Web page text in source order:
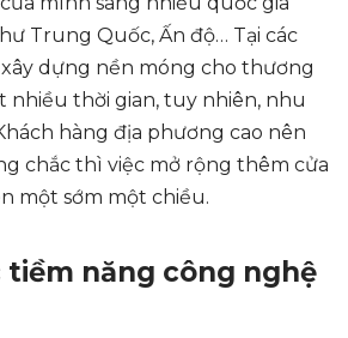
Trung Quốc, Ấn độ… Tại các
xây dựng nền móng cho thương
nhiều thời gian, tuy nhiên, nhu
hàng địa phương cao nên
chắc thì việc mở rộng thêm cửa
một sớm một chiều.
tiềm năng công nghệ